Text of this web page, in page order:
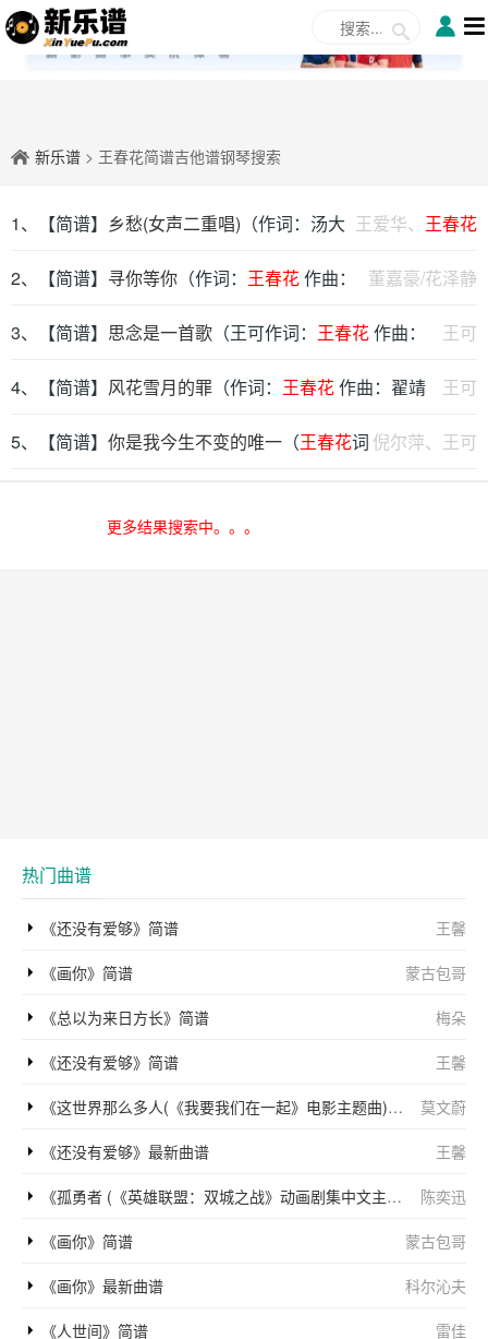
✕
新乐谱 > 王春花简谱吉他谱钢琴搜索
王爱华、 王春花
1、【简谱】 乡愁(女声二重唱) （作词：汤大
立 作曲：王春花） 董嘉豪/花泽静
2、【简谱】 寻你等你 （作词： 王春花作曲：
伍薪蓓） 王可
3、【简谱】 思念是一首歌 （王可作词： 王春花作曲：
翟靖伟） 王可
4、【简谱】 风花雪月的罪 （作词： 王春花作曲：翟靖
伟） 倪尔萍、王可
5、【简谱】 你是我今生不变的唯一 （王春花词
更多结果搜索中。。。
热门曲谱
王馨
《还没有爱够》简谱
蒙古包哥
《画你》简谱
梅朵
《总以为来日方长》简谱
王馨
《还没有爱够》简谱
莫文蔚
《这世界那么多人(《我要我们在一起》电影主题曲)》简谱
王馨
《还没有爱够》最新曲谱
陈奕迅
《孤勇者 (《英雄联盟：双城之战》动画剧集中文主题曲)》简谱
蒙古包哥
《画你》简谱
科尔沁夫
《画你》最新曲谱
雷佳
《人世间》简谱